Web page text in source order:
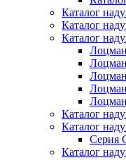
Каталог
Каталог
Каталог
Каталог
Каталог
Серия
Каталог